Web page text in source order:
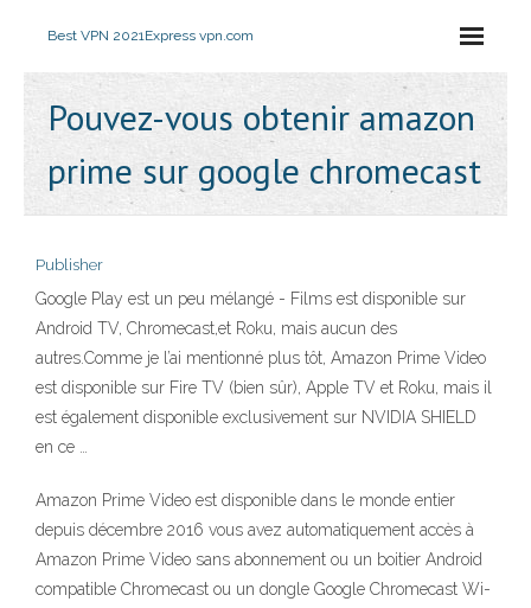
Best VPN 2021Express vpn.com
Pouvez-vous obtenir amazon
prime sur google chromecast
Publisher
Google Play est un peu mélangé - Films est disponible sur
Android TV, Chromecast,et Roku, mais aucun des
autres.Comme je l’ai mentionné plus tôt, Amazon Prime Video
est disponible sur Fire TV (bien sûr), Apple TV et Roku, mais il
est également disponible exclusivement sur NVIDIA SHIELD
en ce …
Amazon Prime Video est disponible dans le monde entier
depuis décembre 2016 vous avez automatiquement accès à
Amazon Prime Video sans abonnement ou un boitier Android
compatible Chromecast ou un dongle Google Chromecast Wi-